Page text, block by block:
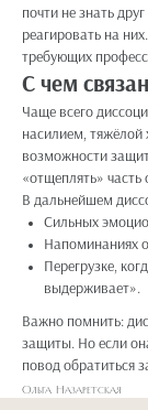
почти не знать
реагировать на
требующих
С чем
Чаще всего
насилием, тяжёлой
возможности
«отщеплять»
В дальнейшем
Сильных
Напоминаниях
Перегрузке,
выдерживает».
Важно помнить:
защиты. Но если
повод обратиться
Ольга Назаретская